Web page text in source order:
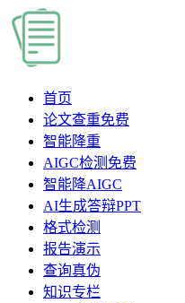
首页
论文查重免费
智能降重
AIGC检测 免费
智能降AIGC
AI生成答辩PPT
格式检测
报告演示
查询真伪
知识专栏